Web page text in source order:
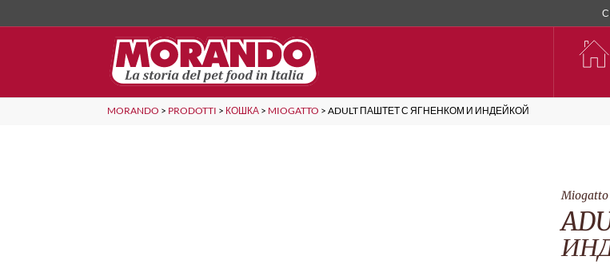
MORANDO > PRODOTTI > КОШКА > MIOGATTO >ADULT ПАШТЕТ С ЯГНЕНКОМ И ИНДЕЙКОЙ
Miogatto